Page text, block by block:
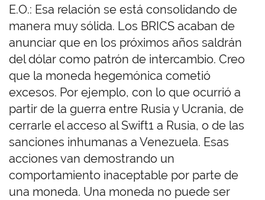
E.O.: Esa relación se está consolidando de
manera muy sólida. Los BRICS acaban de
anunciar que en los próximos años saldrán
del dólar como patrón de intercambio. Creo
que la moneda hegemónica cometió
excesos. Por ejemplo, con lo que ocurrió a
partir de la guerra entre Rusia y Ucrania, de
cerrarle el acceso al Swift1 a Rusia, o de las
sanciones inhumanas a Venezuela. Esas
acciones van demostrando un
comportamiento inaceptable por parte de
una moneda. Una moneda no puede ser